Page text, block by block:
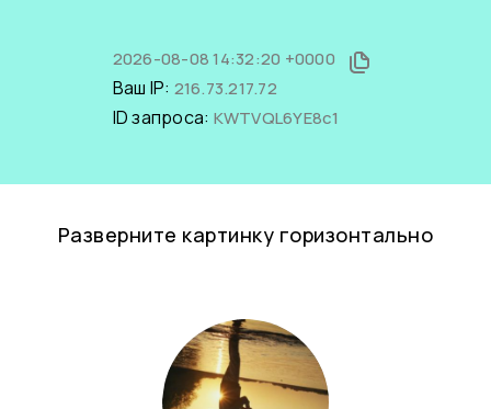
2026-08-08 14:32:20 +0000
Ваш IP: 216.73.217.72
ID запроса: KWTVQL6YE8c1
Разверните картинку горизонтально